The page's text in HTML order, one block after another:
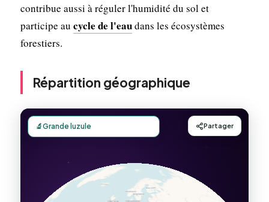
contribue aussi à réguler l'humidité du sol et
participe au cycle de l'eaudans les écosystèmes
forestiers.
Répartition géographique